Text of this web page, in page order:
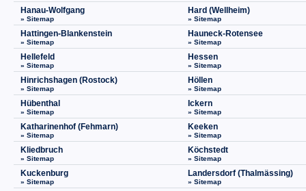
Hanau-Wolfgang
» Sitemap
Hard (Wellheim)
» Sitemap
Hattingen-Blankenstein
» Sitemap
Hauneck-Rotensee
» Sitemap
Hellefeld
» Sitemap
Hessen
» Sitemap
Hinrichshagen (Rostock)
» Sitemap
Höllen
» Sitemap
Hübenthal
» Sitemap
Ickern
» Sitemap
Katharinenhof (Fehmarn)
» Sitemap
Keeken
» Sitemap
Kliedbruch
» Sitemap
Köchstedt
» Sitemap
Kuckenburg
» Sitemap
Landersdorf (Thalmässing)
» Sitemap